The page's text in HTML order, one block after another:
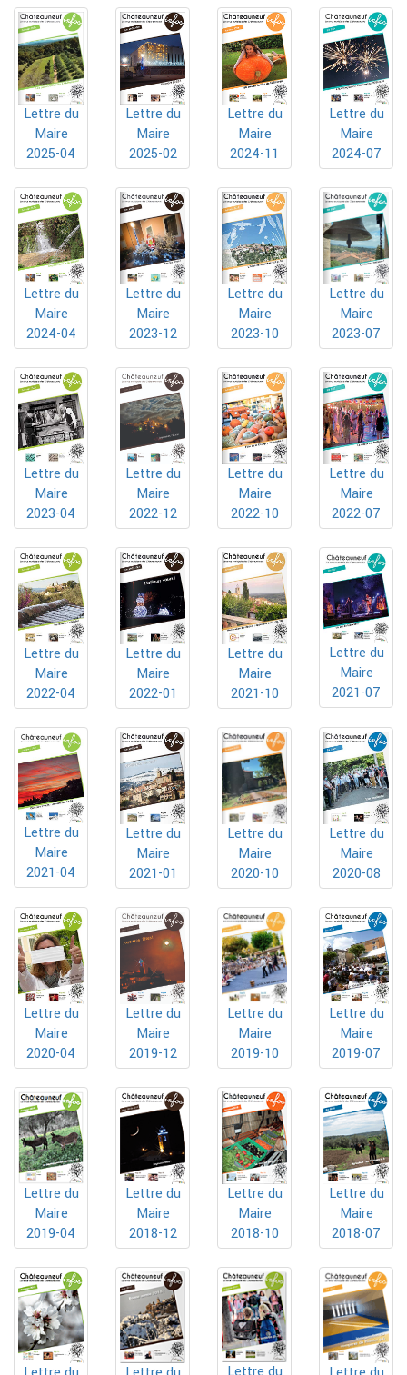
Lettre du
Maire
2025-04
Lettre du
Maire
2025-02
Lettre du
Maire
2024-11
Lettre du
Maire
2024-07
Lettre du
Maire
2024-04
Lettre du
Maire
2023-12
Lettre du
Maire
2023-10
Lettre du
Maire
2023-07
Lettre du
Maire
2023-04
Lettre du
Maire
2022-12
Lettre du
Maire
2022-10
Lettre du
Maire
2022-07
Lettre du
Maire
2022-04
Lettre du
Maire
2022-01
Lettre du
Maire
2021-10
Lettre du
Maire
2021-07
Lettre du
Maire
2021-04
Lettre du
Maire
2021-01
Lettre du
Maire
2020-10
Lettre du
Maire
2020-08
Lettre du
Maire
2020-04
Lettre du
Maire
2019-12
Lettre du
Maire
2019-10
Lettre du
Maire
2019-07
Lettre du
Maire
2019-04
Lettre du
Maire
2018-12
Lettre du
Maire
2018-10
Lettre du
Maire
2018-07